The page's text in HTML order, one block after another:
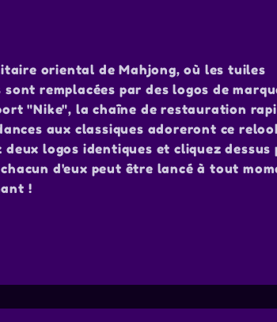
oriental de Mahjong, où les tuiles
remplacées par des logos de
"Nike", la chaîne de restauration
aux classiques adoreront ce
logos identiques et cliquez dessus
d'eux peut être lancé à tout
!